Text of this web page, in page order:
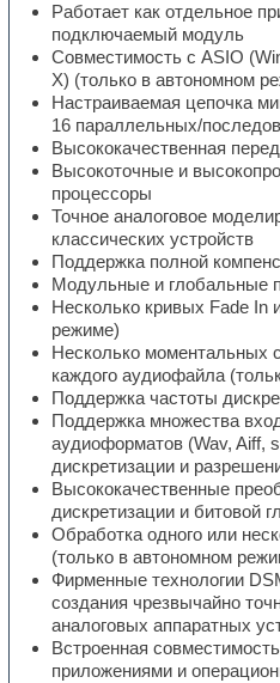
Работает как отдельное
подключаемый модуль
Совместимость с ASIO
X) (только в автономном
Настраиваемая цепочка
16 параллельных/
Высококачественная
Высокоточные и
процессоры
Точное аналоговое
классических устройств
Поддержка полной
Модульные и глобальные
Несколько кривых Fade In
режиме)
Несколько моментальных
каждого аудиофайла
Поддержка частоты
Поддержка множества
аудиоформатов (Wav, Aiff,
дискретизации и
Высококачественные
дискретизации и битовой
Обработка одного или
(только в автономном
Фирменные технологии
создания чрезвычайно
аналоговых аппаратных
Встроенная
приложениями и